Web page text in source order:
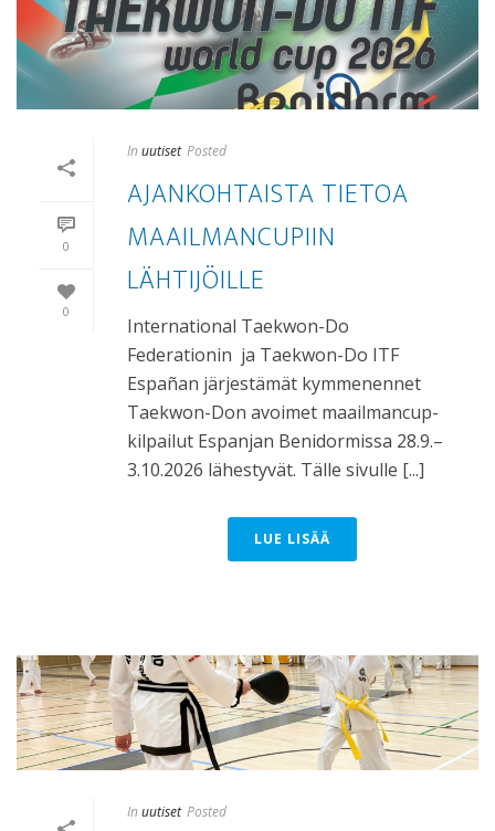
0
0
In uutiset Posted
AJANKOHTAISTA TIETOA
MAAILMANCUPIIN
LÄHTIJÖILLE
International Taekwon-Do
Federationin ja Taekwon-Do ITF
Españan järjestämät kymmenennet
Taekwon-Don avoimet maailmancup-
kilpailut Espanjan Benidormissa 28.9.–
3.10.2026 lähestyvät. Tälle sivulle [...]
LUE LISÄÄ
In uutiset Posted